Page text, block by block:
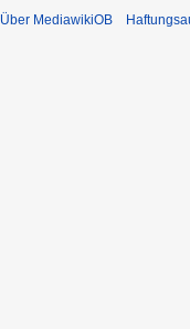
Über MediawikiOB